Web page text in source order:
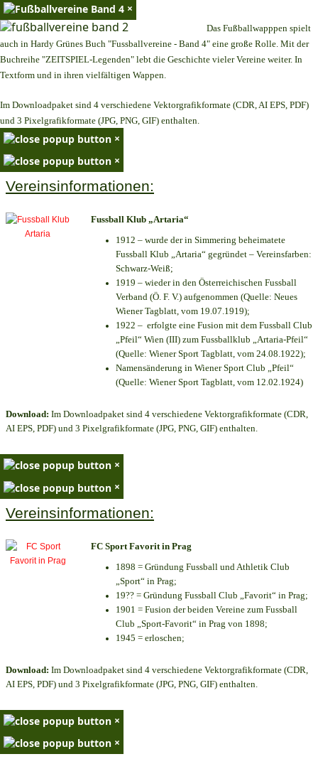
×
Das Fußballwapppen spielt
auch in Hardy Grünes Buch "Fussballvereine - Band 4" eine große Rolle. Mit der
Buchreihe "ZEITSPIEL-Legenden" lebt die Geschichte vieler Vereine weiter. In
Textform und in ihren vielfältigen Wappen.
Im Downloadpaket sind 4 verschiedene Vektorgrafikformate (CDR, AI EPS, PDF)
und 3 Pixelgrafikformate (JPG, PNG, GIF) enthalten.
×
×
Vereinsinformationen:
Fussball Klub „Artaria“
1912 – wurde der in Simmering beheimatete
Fussball Klub „Artaria“ gegründet – Vereinsfarben:
Schwarz-Weiß;
1919 – wieder in den Österreichischen Fussball
Verband (Ö. F. V.) aufgenommen (Quelle: Neues
Wiener Tagblatt, vom 19.07.1919);
1922 – erfolgte eine Fusion mit dem Fussball Club
„Pfeil“ Wien (III) zum Fussballklub „Artaria-Pfeil“
(Quelle: Wiener Sport Tagblatt, vom 24.08.1922);
Namensänderung in Wiener Sport Club „Pfeil“
(Quelle: Wiener Sport Tagblatt, vom 12.02.1924)
Download: Im Downloadpaket sind 4 verschiedene Vektorgrafikformate (CDR,
AI EPS, PDF) und 3 Pixelgrafikformate (JPG, PNG, GIF) enthalten.
×
×
Vereinsinformationen:
FC Sport Favorit in Prag
1898 = Gründung Fussball und Athletik Club
„Sport“ in Prag;
19?? = Gründung Fussball Club „Favorit“ in Prag;
1901 = Fusion der beiden Vereine zum Fussball
Club „Sport-Favorit“ in Prag von 1898;
1945 = erloschen;
Download: Im Downloadpaket sind 4 verschiedene Vektorgrafikformate (CDR,
AI EPS, PDF) und 3 Pixelgrafikformate (JPG, PNG, GIF) enthalten.
×
×